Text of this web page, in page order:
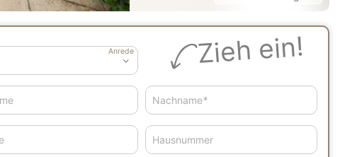
Zieh ein!
Anrede
Nachname*
Hausnummer